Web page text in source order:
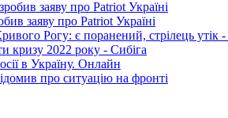
заяву про Patriot Україні
Рогу: є поранений, стрілець утік
кризу 2022 року - Сибіга
в Україну. Онлайн
про ситуацію на фронті